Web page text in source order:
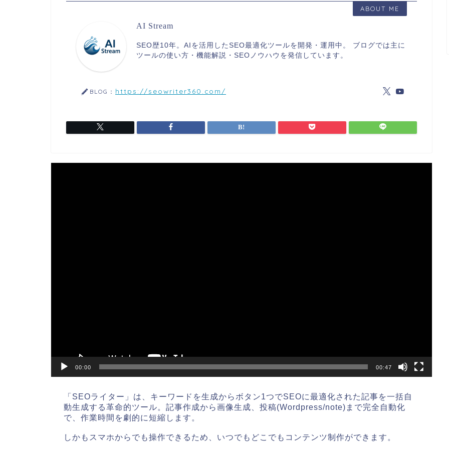
ABOUT ME
AI Stream
SEO歴10年。AIを活用したSEO最適化ツールを開発・運用中。 ブログでは主に
ツールの使い方・機能解説・SEOノウハウを発信しています。
BLOG： https://seowriter360.com/
00:00 00:47
「SEOライター」は、キーワードを生成からボタン1つでSEOに最適化された記事を一括自
動生成する革命的ツール。記事作成から画像生成、投稿(Wordpress/note)まで完全自動化
で、作業時間を劇的に短縮します。
しかもスマホからでも操作できるため、いつでもどこでもコンテンツ制作ができます。